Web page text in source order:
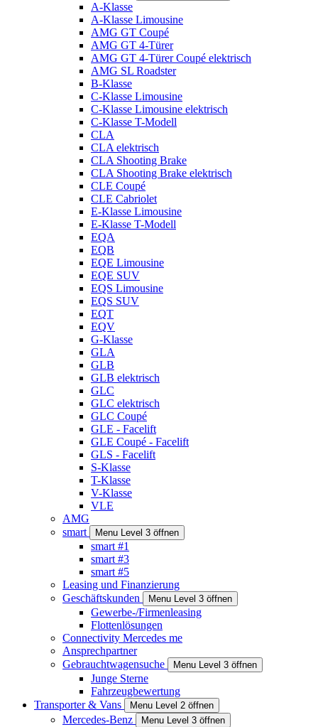
A-Klasse
A-Klasse Limousine
AMG GT Coupé
AMG GT 4-Türer
AMG GT 4-Türer Coupé elektrisch
AMG SL Roadster
B-Klasse
C-Klasse Limousine
C-Klasse Limousine elektrisch
C-Klasse T-Modell
CLA
CLA elektrisch
CLA Shooting Brake
CLA Shooting Brake elektrisch
CLE Coupé
CLE Cabriolet
E-Klasse Limousine
E-Klasse T-Modell
EQA
EQB
EQE Limousine
EQE SUV
EQS Limousine
EQS SUV
EQT
EQV
G-Klasse
GLA
GLB
GLB elektrisch
GLC
GLC elektrisch
GLC Coupé
GLE - Facelift
GLE Coupé - Facelift
GLS - Facelift
S-Klasse
T-Klasse
V-Klasse
VLE
AMG
smart
Menu Level 3 öffnen
smart #1
smart #3
smart #5
Leasing und Finanzierung
Geschäftskunden
Menu Level 3 öffnen
Gewerbe-/Firmenleasing
Flottenlösungen
Connectivity Mercedes me
Ansprechpartner
Gebrauchtwagensuche
Menu Level 3 öffnen
Junge Sterne
Fahrzeugbewertung
Transporter & Vans
Menu Level 2 öffnen
Mercedes-Benz Menu Level 3 öffnen